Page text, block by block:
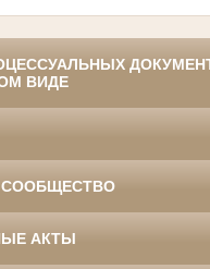
ВИДЕ
СООБЩЕСТВО
АКТЫ